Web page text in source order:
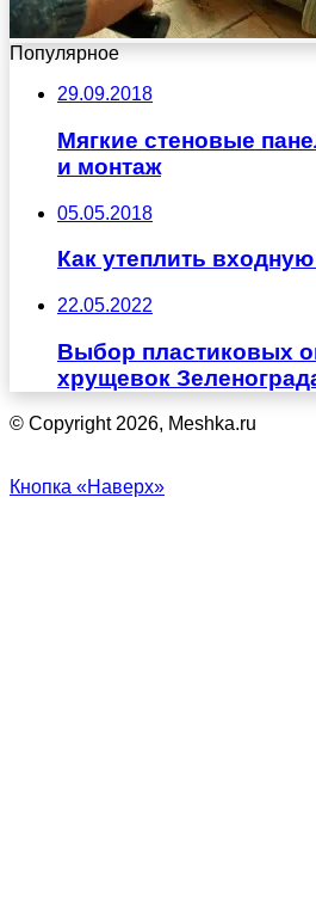
Популярное
29.09.2018
Мягкие стеновые
и монтаж
05.05.2018
Как утеплить
22.05.2022
Выбор пластиковых
хрущевок
© Copyright 2026, Meshka.ru
Кнопка «Наверх»